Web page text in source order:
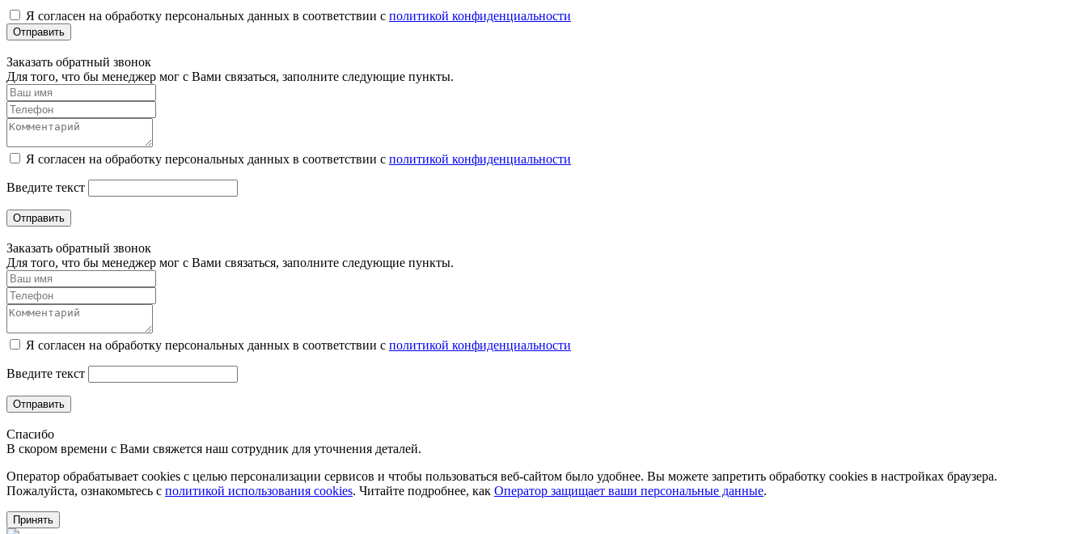
Я согласен на обработку персональных данных в соответствии с политикой конфиденциальности
Отправить
Заказать обратный звонок
Для того, что бы менеджер мог с Вами связаться, заполните следующие пункты.
Я согласен на обработку персональных данных в соответствии с политикой конфиденциальности
Введите текст
Отправить
Заказать обратный звонок
Для того, что бы менеджер мог с Вами связаться, заполните следующие пункты.
Я согласен на обработку персональных данных в соответствии с политикой конфиденциальности
Введите текст
Отправить
Спасибо
В скором времени с Вами свяжется наш сотрудник для уточнения деталей.
Оператор обрабатывает cookies с целью персонализации сервисов и чтобы пользоваться веб-сайтом было удобнее. Вы можете запретить обработку сookies в настройках браузера.
Пожалуйста, ознакомьтесь с политикой использования cookies. Читайте подробнее, как Оператор защищает ваши персональные данные.
Принять